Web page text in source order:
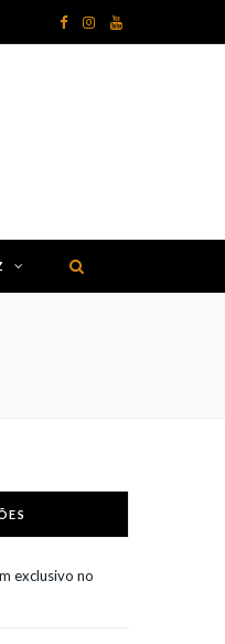
F
o
I
g
Y
b
exclusivo no